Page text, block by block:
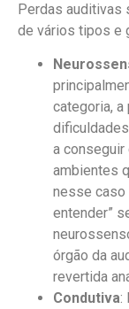
Perdas auditivas
de vários tipos e
categoria,
a conseguir
ambientes
nesse caso
entender”
órgão da
revertida
Condutiva: